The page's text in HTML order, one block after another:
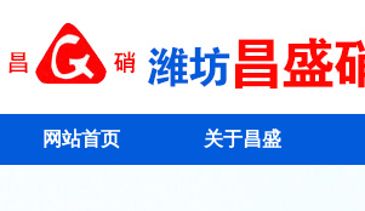
网站首页 关于昌盛